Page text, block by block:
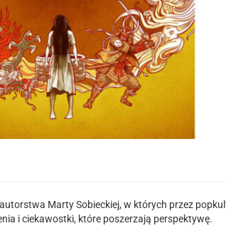
Marty Sobieckiej, w których przez
i ciekawostki, które poszerzają perspektywę.